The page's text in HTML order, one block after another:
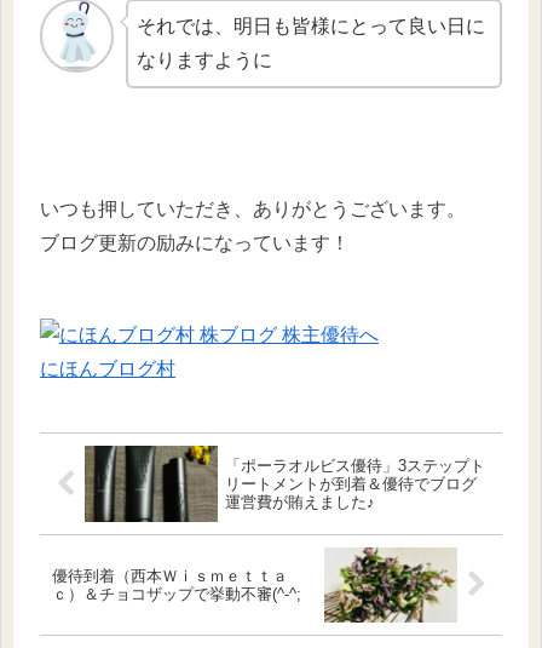
それでは、明日も皆様にとって良い日に
なりますように
いつも押していただき、ありがとうございます。
ブログ更新の励みになっています！
にほんブログ村
「ポーラオルビス優待」3ステップト
リートメントが到着＆優待でブログ
運営費が賄えました♪
優待到着（西本Ｗｉｓｍｅｔｔａ
ｃ）＆チョコザップで挙動不審(^-^;